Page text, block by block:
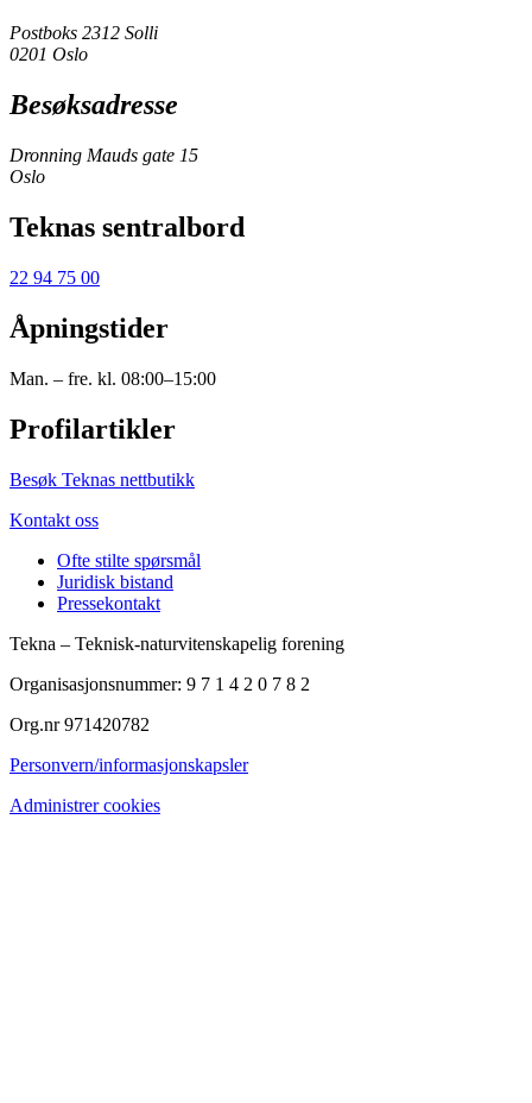
Postboks 2312 Solli
0201 Oslo
Besøksadresse
Dronning Mauds gate 15
Oslo
Teknas sentralbord
22 94 75 00
Åpningstider
Man. – fre. kl. 08:00–15:00
Profilartikler
Besøk Teknas nettbutikk
Kontakt oss
Ofte stilte spørsmål
Juridisk bistand
Pressekontakt
Tekna – Teknisk-naturvitenskapelig forening
Organisasjonsnummer: 9 7 1 4 2 0 7 8 2
Org.nr 971420782
Personvern/informasjonskapsler
Administrer cookies